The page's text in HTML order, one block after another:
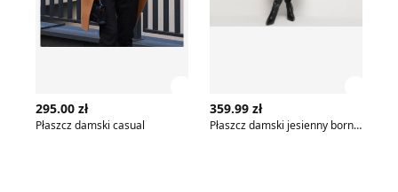
295.00 zł
Płaszcz damski casual
359.99 zł
Płaszcz damski jesienny born2be